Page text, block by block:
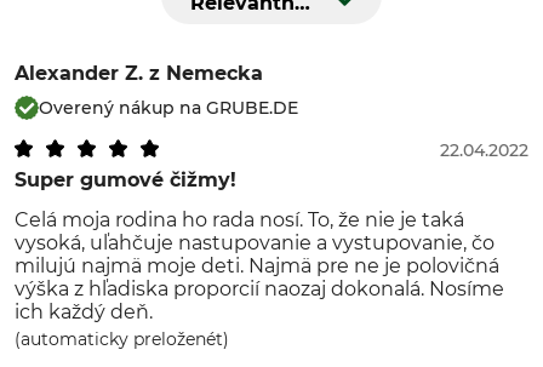
Alexander Z. z Nemecka
Overený nákup na GRUBE.DE
Super gumové čižmy!
22.04.2022
Celá moja rodina ho rada nosí. To, že nie je taká
vysoká, uľahčuje nastupovanie a vystupovanie, čo
milujú najmä moje deti. Najmä pre ne je polovičná
výška z hľadiska proporcií naozaj dokonalá. Nosíme
ich každý deň.
(automaticky preloženét)